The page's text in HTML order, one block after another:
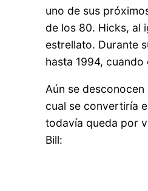
uno de sus
de los 80. Hicks, al
estrellato. Durante
hasta 1994,
Aún se
cual se convertiría
todavía queda por
Bill: